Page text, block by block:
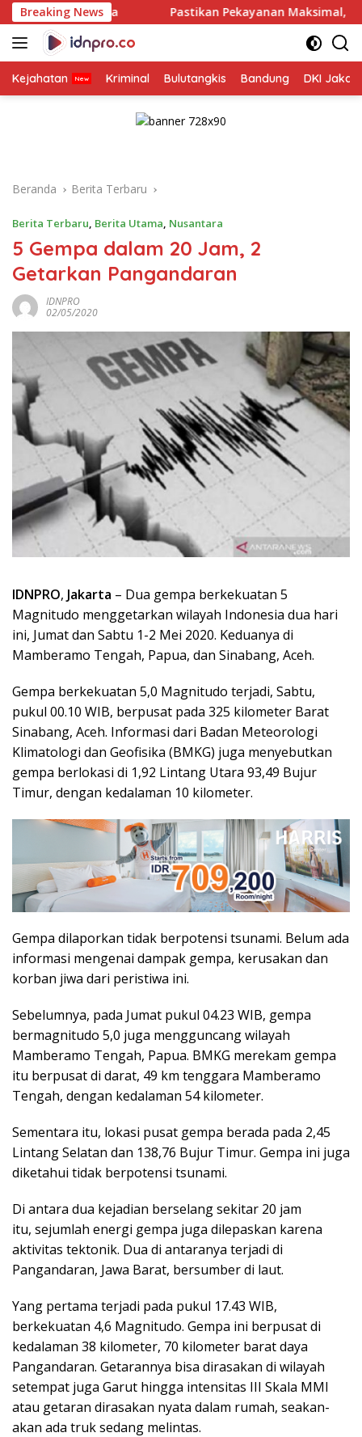
Langsung
ke
konten
Breaking NewsPastikan Pekayanan Maksimal, Direksi Jasa
Kejahatan Kriminal Bulutangkis Bandung DKI
Beranda Berita Terbaru
Berita Terbaru, Berita Utama, Nusantara
5 Gempa dalam 20 Jam, 2
Getarkan Pangandaran
IDNPRO
02/05/2020
IDNPRO, Jakarta – Dua gempa berkekuatan 5
Magnitudo menggetarkan wilayah Indonesia dua hari
ini, Jumat dan Sabtu 1-2 Mei 2020. Keduanya di
Mamberamo Tengah, Papua, dan Sinabang, Aceh.
Gempa berkekuatan 5,0 Magnitudo terjadi, Sabtu,
pukul 00.10 WIB, berpusat pada 325 kilometer Barat
Sinabang, Aceh. Informasi dari Badan Meteorologi
Klimatologi dan Geofisika (BMKG) juga menyebutkan
gempa berlokasi di 1,92 Lintang Utara 93,49 Bujur
Timur, dengan kedalaman 10 kilometer.
Gempa dilaporkan tidak berpotensi tsunami. Belum ada
informasi mengenai dampak gempa, kerusakan dan
korban jiwa dari peristiwa ini.
Sebelumnya, pada Jumat pukul 04.23 WIB, gempa
bermagnitudo 5,0 juga mengguncang wilayah
Mamberamo Tengah, Papua. BMKG merekam gempa
itu berpusat di darat, 49 km tenggara Mamberamo
Tengah, dengan kedalaman 54 kilometer.
Sementara itu, lokasi pusat gempa berada pada 2,45
Lintang Selatan dan 138,76 Bujur Timur. Gempa ini juga
diketahui tidak berpotensi tsunami.
Di antara dua kejadian berselang sekitar 20 jam
itu, sejumlah energi gempa juga dilepaskan karena
aktivitas tektonik. Dua di antaranya terjadi di
Pangandaran, Jawa Barat, bersumber di laut.
Yang pertama terjadi pada pukul 17.43 WIB,
berkekuatan 4,6 Magnitudo. Gempa ini berpusat di
kedalaman 38 kilometer, 70 kilometer barat daya
Pangandaran. Getarannya bisa dirasakan di wilayah
setempat juga Garut hingga intensitas III Skala MMI
atau getaran dirasakan nyata dalam rumah, seakan-
akan ada truk sedang melintas.